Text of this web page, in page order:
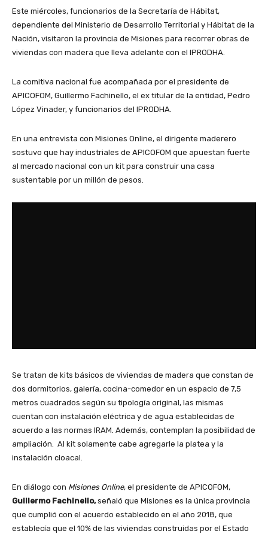
Este miércoles, funcionarios de la Secretaría de Hábitat,
dependiente del Ministerio de Desarrollo Territorial y Hábitat de la
Nación, visitaron la provincia de Misiones para recorrer obras de
viviendas con madera que lleva adelante con el IPRODHA.
La comitiva nacional fue acompañada por el presidente de
APICOFOM, Guillermo Fachinello, el ex titular de la entidad, Pedro
López Vinader, y funcionarios del IPRODHA.
En una entrevista con Misiones Online, el dirigente maderero
sostuvo que hay industriales de APICOFOM que apuestan fuerte
al mercado nacional con un kit para construir una casa
sustentable por un millón de pesos.
Se tratan de kits básicos de viviendas de madera que constan de
dos dormitorios, galería, cocina-comedor en un espacio de 7,5
metros cuadrados según su tipología original, las mismas
cuentan con instalación eléctrica y de agua establecidas de
acuerdo a las normas IRAM. Además, contemplan la posibilidad de
ampliación. Al kit solamente cabe agregarle la platea y la
instalación cloacal.
En diálogo con Misiones Online, el presidente de APICOFOM,
Guillermo Fachinello,señaló que Misiones es la única provincia
que cumplió con el acuerdo establecido en el año 2018, que
establecía que el 10% de las viviendas construidas por el Estado